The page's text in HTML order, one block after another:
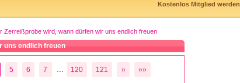
Kostenlos Mitglied werden
Zerreißprobe wird, wann dürfen wir uns endlich freuen
uns endlich freuen
5 6 7 120 121 » »»